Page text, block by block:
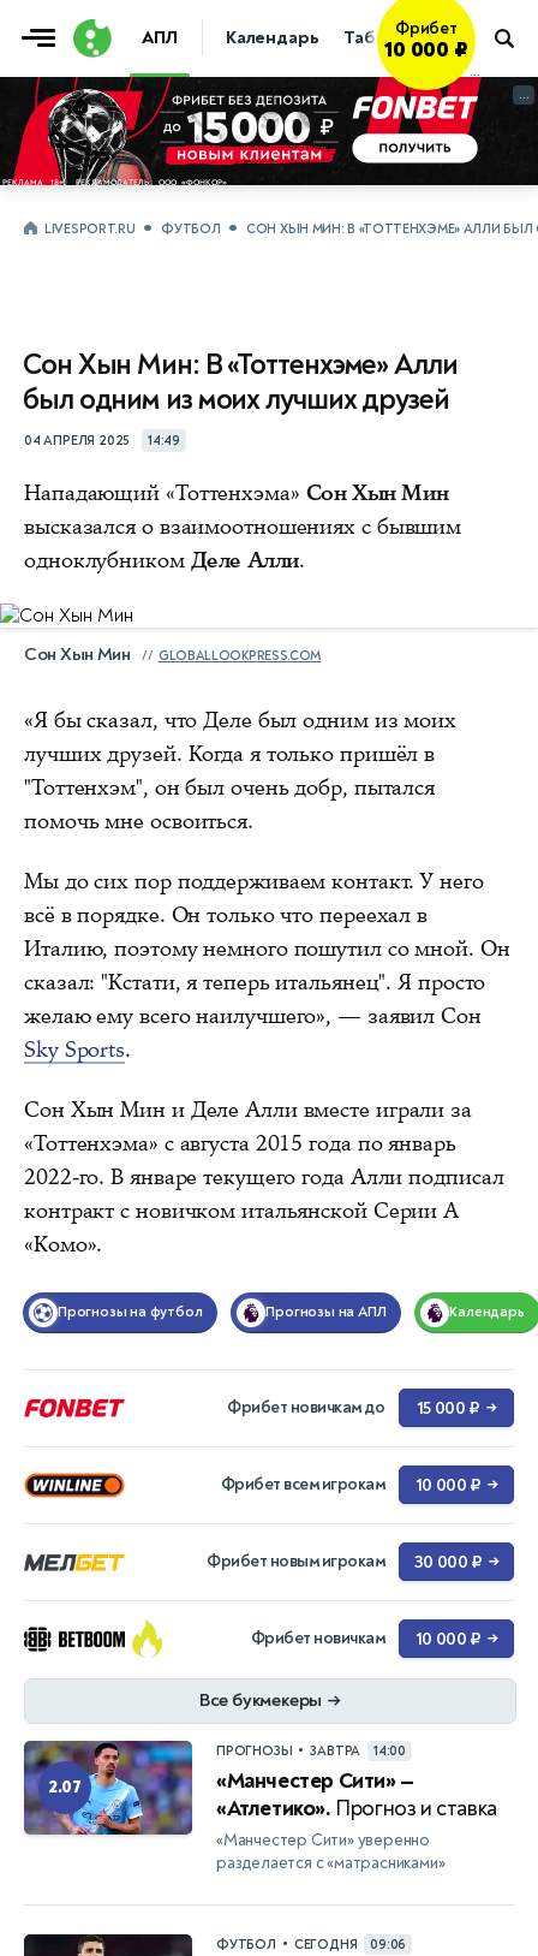
АПЛ Календарь Таблица Прогнозы
Фрибет
10 000 ₽
...
...
LIVESPORT.RU ФУТБОЛ СОН ХЫН МИН: В «ТОТТЕНХЭМЕ» АЛЛИ
Сон Хын Мин: В «Тоттенхэме» Алли
был одним из моих лучших друзей
04 АПРЕЛЯ 2025 14:49
Нападающий «Тоттенхэма» Сон Хын Мин
высказался о взаимоотношениях с бывшим
одноклубником Деле Алли.
Сон Хын Мин GLOBALLOOKPRESS.COM
«Я бы сказал, что Деле был одним из моих
лучших друзей. Когда я только пришёл в
"Тоттенхэм", он был очень добр, пытался
помочь мне освоиться.
Мы до сих пор поддерживаем контакт. У него
всё в порядке. Он только что переехал в
Италию, поэтому немного пошутил со мной. Он
сказал: "Кстати, я теперь итальянец". Я просто
желаю ему всего наилучшего», — заявил Сон
Sky Sports.
Сон Хын Мин и Деле Алли вместе играли за
«Тоттенхэма» с августа 2015 года по январь
2022-го. В январе текущего года Алли подписал
контракт с новичком итальянской Серии А
«Комо».
Прогнозы на футбол Прогнозы на АПЛ Календарь
Фрибет новичкам до 15 000 ₽ →
Фрибет всем игрокам 10 000 ₽ →
Фрибет новым игрокам 30 000 ₽ →
Фрибет новичкам 10 000 ₽ →
Все букмекеры →
2.07
ПРОГНОЗЫ • ЗАВТРА 14:00
«Манчестер Сити» —
«Атлетико». Прогноз и ставка
«Манчестер Сити» уверенно
разделается с «матрасниками»
ФУТБОЛ • СЕГОДНЯ 09:06